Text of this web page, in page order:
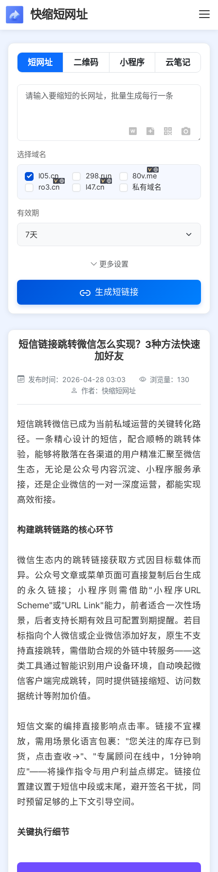
快缩短网址
短网址 二维码 小程序 云笔记
选择域名
l05.cn 298.run
80v.me
ro3.cn
l47.cn 私有域名
有效期
访问密码
社交平台 电商平台
选择防红平台类型，避免链接被拦截
平台设置
iOS Android PC 其他
选择允许访问的平台类型
更多设置
生成短链接
短信链接跳转微信怎么实现？3种方法快速
加好友
发布时间：2026-04-28 03:03
浏览量：130
作者：快缩短网址
短信跳转微信已成为当前私域运营的关键转化路
径。一条精心设计的短信，配合顺畅的跳转体
验，能够将散落在各渠道的用户精准汇聚至微信
生态，无论是公众号内容沉淀、小程序服务承
接，还是企业微信的一对一深度运营，都能实现
高效衔接。
构建跳转链路的核心环节
微信生态内的跳转链接获取方式因目标载体而
异。公众号文章或菜单页面可直接复制后台生成
的永久链接；小程序则需借助"小程序URL
Scheme"或"URL Link"能力，前者适合一次性场
景，后者支持长期有效且可配置到期提醒。若目
标指向个人微信或企业微信添加好友，原生不支
持直接跳转，需借助合规的外链中转服务——这
类工具通过智能识别用户设备环境，自动唤起微
信客户端完成跳转，同时提供链接缩短、访问数
据统计等附加价值。
短信文案的编排直接影响点击率。链接不宜裸
放，需用场景化语言包裹："您关注的库存已到
货，点击查收→"、"专属顾问在线中，1分钟响
应"——将操作指令与用户利益点绑定。链接位
置建议置于短信中段或末尾，避开签名干扰，同
时预留足够的上下文引导空间。
关键执行细节